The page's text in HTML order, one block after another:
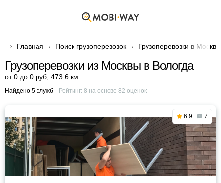
Главная Поиск грузоперевозок Грузоперевозки в Москве
Грузоперевозки из Москвы в Вологда
от 0 до 0 руб 473.6 км
Найдено 5 служб Рейтинг: 8 на основе 82 оценок
6.9 7